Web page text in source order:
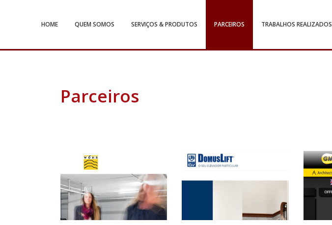
HOME QUEM SOMOS SERVIÇOS & PRODUTOS PARCEIROS TRABALHOS REALIZADOS
Parceiros